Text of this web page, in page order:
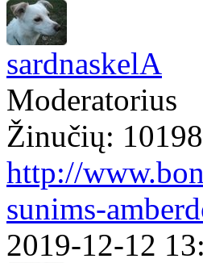
sardnaskelA
Moderatorius
Žinučių: 10198
http://
sunims-
2019-12-12